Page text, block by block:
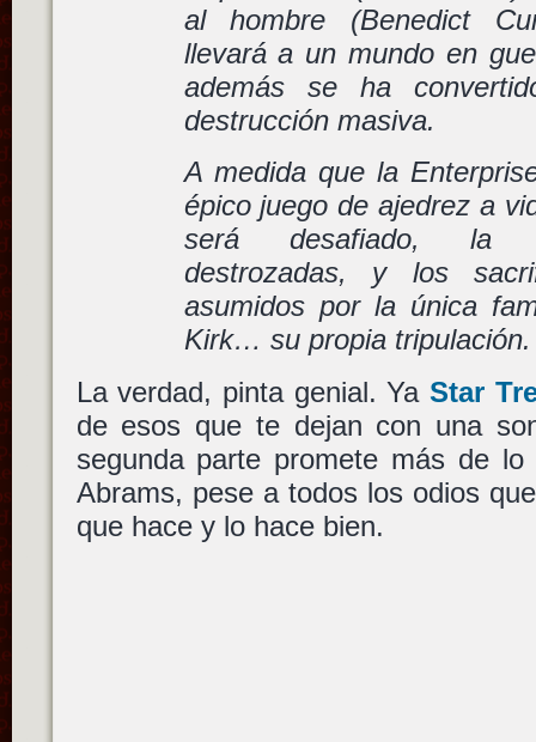
al hombre (Benedict
llevará a un mundo en
además se ha
destrucción masiva.
A medida que la
épico juego de ajedrez a
será desafiado, la
destrozadas, y los
asumidos por la única
Kirk… su propia tripulación.
La verdad, pinta genial. YaStar
de esos que te dejan con una
segunda parte promete más de
Abrams, pese a todos los odios
que hace y lo hace bien.